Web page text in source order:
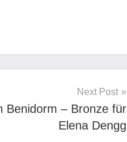
Next Post
Benidorm – Bronze für
Elena Dengg